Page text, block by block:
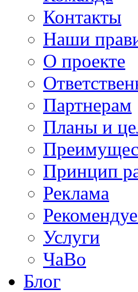
Контакты
Наши
О проекте
Партнерам
Планы и
Принцип
Реклама
Услуги
ЧаВо
Блог